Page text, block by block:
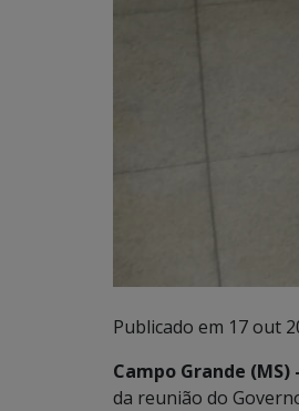
Publicado em 17 out
Campo Grande (MS)
da reunião do